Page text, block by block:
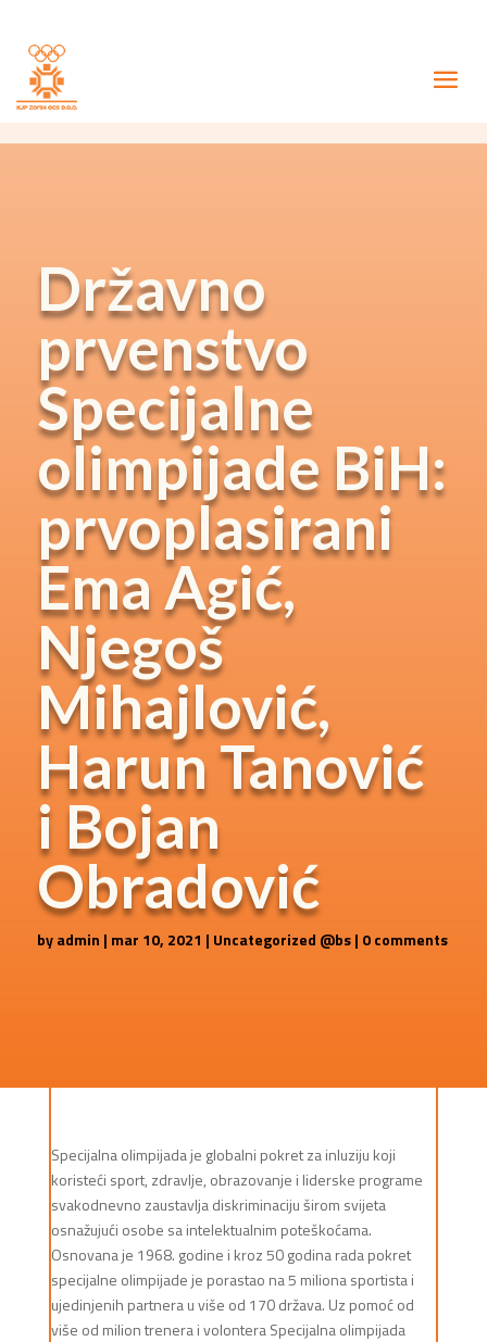
Državno
prvenstvo
Specijalne
olimpijade BiH:
prvoplasirani
Ema Agić,
Njegoš
Mihajlović,
Harun Tanović
i Bojan
Obradović
byadmin | mar 10, 2021 | Uncategorized @bs| 0 comments
Specijalna olimpijada je globalni pokret za inluziju koji
koristeći sport, zdravlje, obrazovanje i liderske programe
svakodnevno zaustavlja diskriminaciju širom svijeta
osnažujući osobe sa intelektualnim poteškoćama.
Osnovana je 1968. godine i kroz 50 godina rada pokret
specijalne olimpijade je porastao na 5 miliona sportista i
ujedinjenih partnera u više od 170 država. Uz pomoć od
više od milion trenera i volontera Specijalna olimpijada